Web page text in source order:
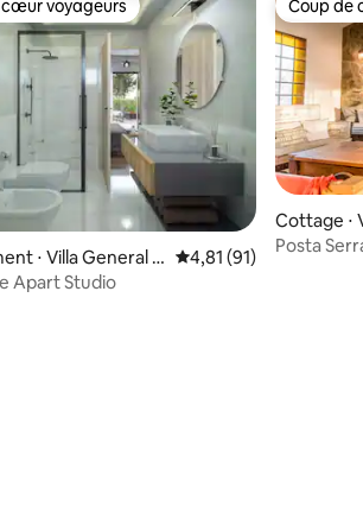
cœur voyageurs
voyageurs
⋅ Villa General B Évaluation moyenne
4,81 (91)
Apart Studio
Coup de
Coup de
Cottage ⋅
no
Posta